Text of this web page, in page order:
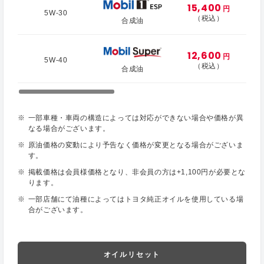
5W-30
合成油
15,400 円
（税込）
5W-40
合成油
12,600 円
（税込）
一部車種・車両の構造によっては対応ができない場合や価格が異
なる場合がございます。
原油価格の変動により予告なく価格が変更となる場合がございま
す。
掲載価格は会員様価格となり、非会員の方は+1,100円が必要とな
ります。
一部店舗にて油種によってはトヨタ純正オイルを使用している場
合がございます。
オイルリセット